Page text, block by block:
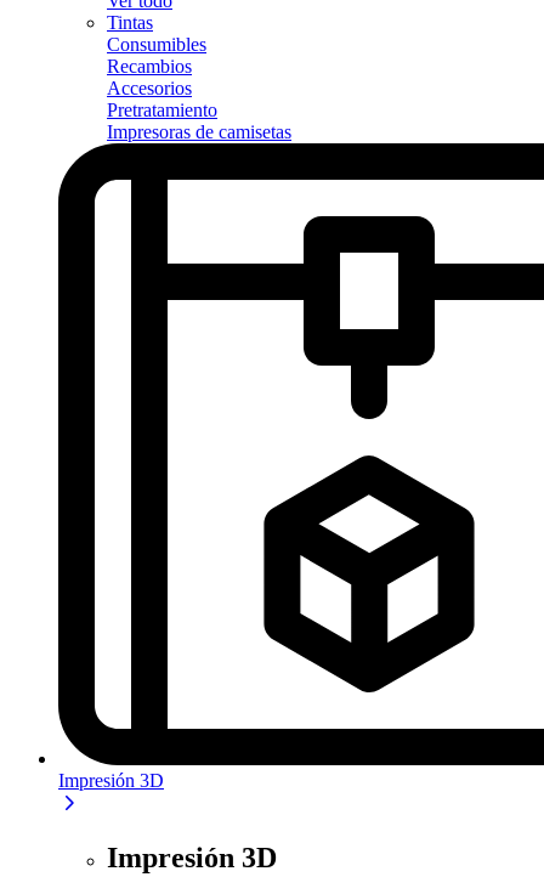
Tintas
Consumibles
Recambios
Accesorios
Pretratamiento
Impresoras de camisetas
Impresión 3D
Impresión 3D